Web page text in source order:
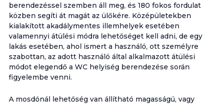
berendezéssel szemben áll meg, és 180 fokos fordulat
közben segíti át magát az ülőkére. Középületekben
kialakított akadálymentes illemhelyek esetében
valamennyi átülési módra lehetőséget kell adni, de egy
lakás esetében, ahol ismert a használó, ott személyre
szabottan, az adott használó által alkalmazott átülési
módot elegendő a WC helyiség berendezése során
figyelembe venni.
A mosdónál lehetőség van állítható magasságú, vagy